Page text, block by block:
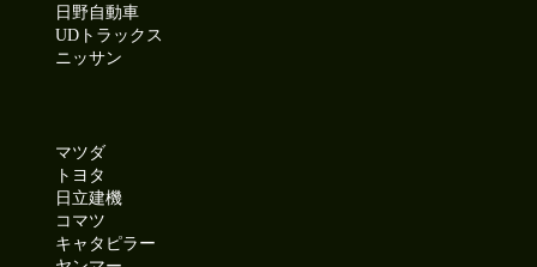
日野自動車
UDトラックス
ニッサン
マツダ
トヨタ
日立建機
コマツ
キャタピラー